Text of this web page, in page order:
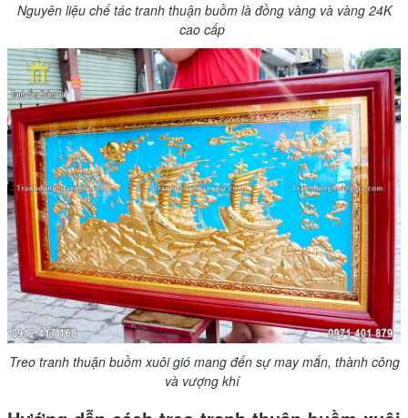
Nguyên liệu chế tác tranh thuận buồm là đồng vàng và vàng 24K
cao cấp
Treo tranh thuận buồm xuôi gió mang đến sự may mắn, thành công
và vượng khí